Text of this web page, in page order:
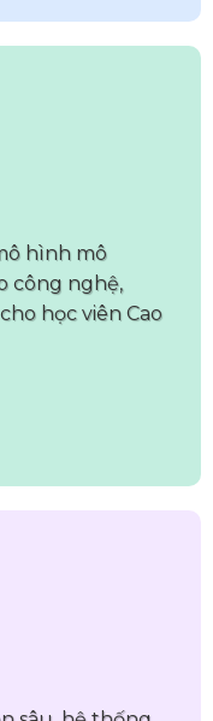
hình mô
công nghệ,
học viên Cao